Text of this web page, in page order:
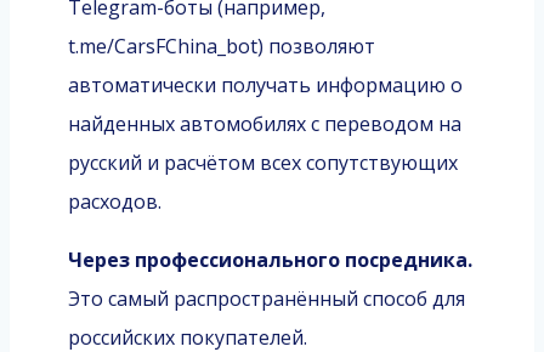
Telegram-боты (например,
t.me/CarsFChina_bot) позволяют
автоматически получать информацию о
найденных автомобилях с переводом на
русский и расчётом всех сопутствующих
расходов.
Через профессионального посредника.
Это самый распространённый способ для
российских покупателей.